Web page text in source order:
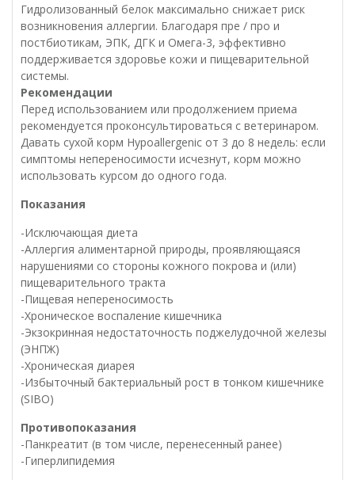
Гидролизованный белок максимально снижает риск
возникновения аллергии. Благодаря пре / про и
постбиотикам, ЭПК, ДГК и Омега-3, эффективно
поддерживается здоровье кожи и пищеварительной
системы.
Рекомендации
Перед использованием или продолжением приема
рекомендуется проконсультироваться с ветеринаром.
Давать сухой корм Hypoallergenic от 3 до 8 недель: если
симптомы непереносимости исчезнут, корм можно
использовать курсом до одного года.
Показания
-Исключающая диета
-Аллергия алиментарной природы, проявляющаяся
нарушениями со стороны кожного покрова и (или)
пищеварительного тракта
-Пищевая непереносимость
-Хроническое воспаление кишечника
-Экзокринная недостаточность поджелудочной железы
(ЭНПЖ)
-Хроническая диарея
-Избыточный бактериальный рост в тонком кишечнике
(SIBO)
Противопоказания
-Панкреатит (в том числе, перенесенный ранее)
-Гиперлипидемия